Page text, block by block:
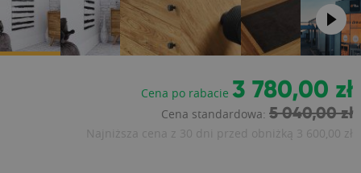
Cena po rabacie 3 780,00 zł
Cena standardowa: 5 040,00 zł
Najniższa cena z 30 dni przed obniżką 3 600,00 zł